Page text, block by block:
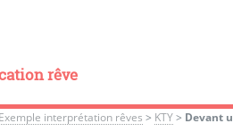
rêve
Exemple interprétation rêves > KTY> Devant